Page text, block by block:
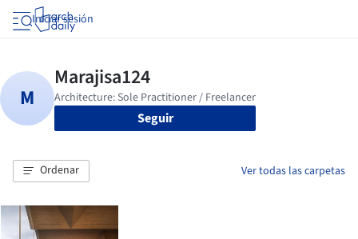
Iniciar sesión
Seguir
Ordenar Ver todas las carpetas